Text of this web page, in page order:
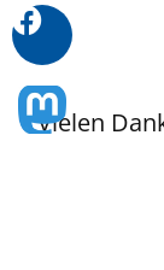
Vielen